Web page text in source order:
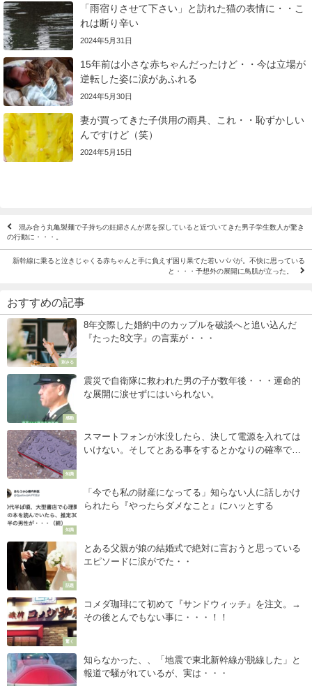
「雨宿りさせて下さい」と訪れた猫の表情に・・こ
れは断り辛い
2024年5月31日
15年前は小さな赤ちゃんだったけど・・今は立場が
逆転した姿に涙があふれる
2024年5月30日
妻が買ってきた子供用の雨具、これ・・恥ずかしい
んですけど（笑）
2024年5月15日
混み合う丸亀製麺で子持ちの妊婦さんが席を探していると近づいてきた男子学生数人が驚き
の行動に・・・。
新幹線に乗ると泣きじゃくる赤ちゃんと手に負えず困り果てた若いパパが。不快に思っている
と・・・予想外の展開に鳥肌が立った。
おすすめの記事
刺さる
8年交際した婚約中のカップルを破談へと追い込んだ
『たった8文字』の言葉が・・・
感動
震災で自衛隊に救われた男の子が数年後・・・運命的
な展開に涙せずにはいられない。
知識
スマートフォンが水没したら、決して電源を入れては
いけない。そしてとある事をするとかなりの確率で復
知識
「今でも私の財産になってる」知らない人に話しかけ
られたら『やったらダメなこと』にハッとする
話題
とある父親が娘の結婚式で絶対に言おうと思っている
エピソードに涙がでた・・
驚く
コメダ珈琲にて初めて『サンドウィッチ』を注文。→
その後とんでもない事に・・・！！
知らなかった、、「地震で東北新幹線が脱線した」と
報道で騒がれているが、実は・・・